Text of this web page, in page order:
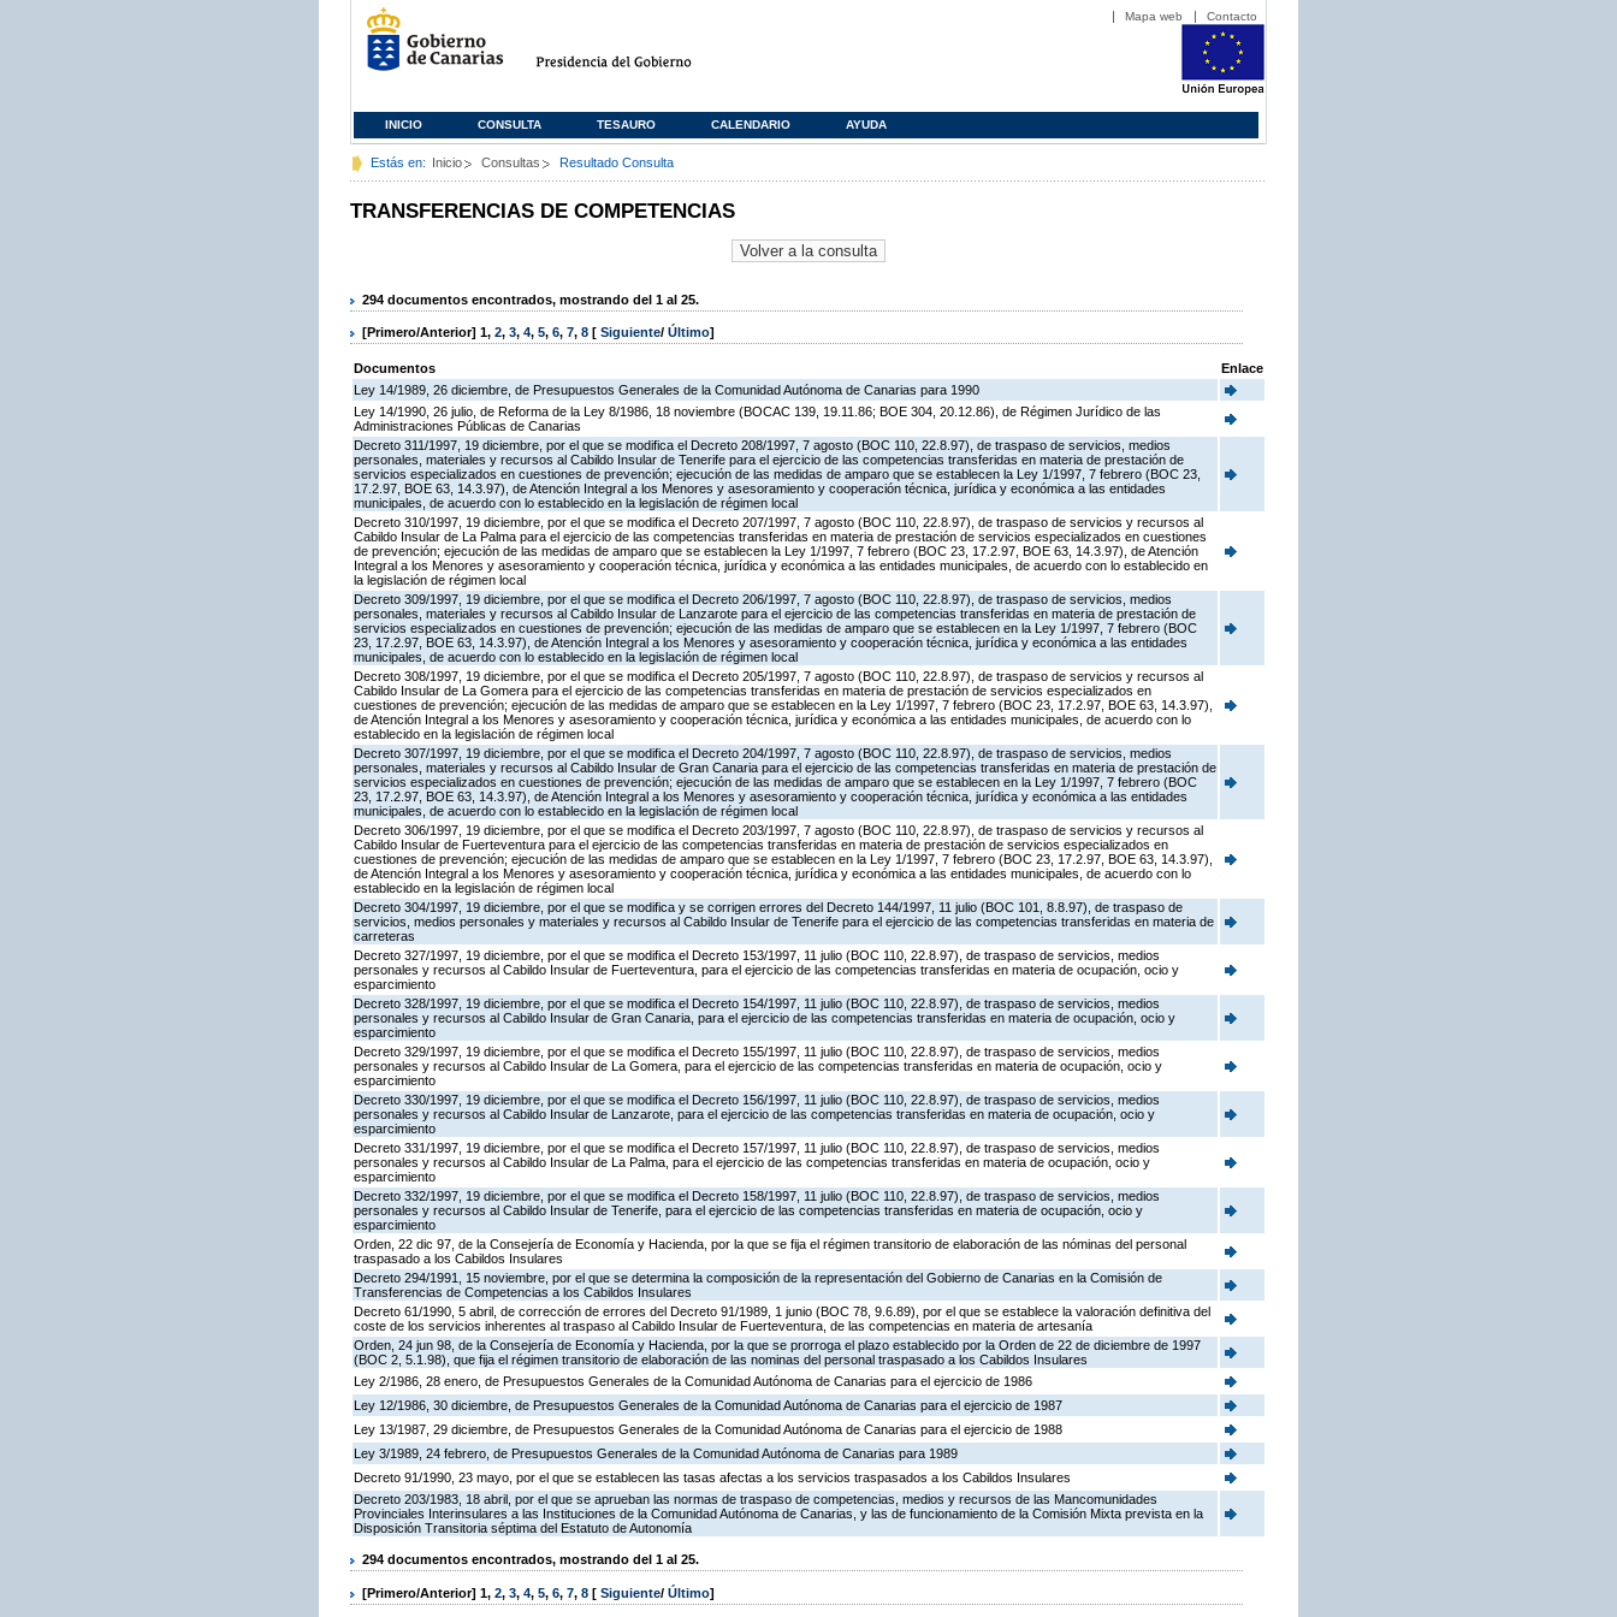
Mapa web Contacto
INICIO CONSULTA TESAURO CALENDARIO AYUDA
Estás en: Inicio Consultas Resultado Consulta
TRANSFERENCIAS DE COMPETENCIAS
294 documentos encontrados, mostrando del 1 al 25.
[Primero/Anterior] 1, 2, 3, 4, 5, 6, 7, 8 [ Siguiente/ Último]
Documentos
Enlace
Ley 14/1989, 26 diciembre, de Presupuestos Generales de la Comunidad Autónoma de Canarias para 1990
Ley 14/1990, 26 julio, de Reforma de la Ley 8/1986, 18 noviembre (BOCAC 139, 19.11.86; BOE 304, 20.12.86), de Régimen Jurídico de las
Administraciones Públicas de Canarias
Decreto 311/1997, 19 diciembre, por el que se modifica el Decreto 208/1997, 7 agosto (BOC 110, 22.8.97), de traspaso de servicios, medios
personales, materiales y recursos al Cabildo Insular de Tenerife para el ejercicio de las competencias transferidas en materia de prestación de
servicios especializados en cuestiones de prevención; ejecución de las medidas de amparo que se establecen la Ley 1/1997, 7 febrero (BOC 23,
17.2.97, BOE 63, 14.3.97), de Atención Integral a los Menores y asesoramiento y cooperación técnica, jurídica y económica a las entidades
municipales, de acuerdo con lo establecido en la legislación de régimen local
Decreto 310/1997, 19 diciembre, por el que se modifica el Decreto 207/1997, 7 agosto (BOC 110, 22.8.97), de traspaso de servicios y recursos al
Cabildo Insular de La Palma para el ejercicio de las competencias transferidas en materia de prestación de servicios especializados en cuestiones
de prevención; ejecución de las medidas de amparo que se establecen la Ley 1/1997, 7 febrero (BOC 23, 17.2.97, BOE 63, 14.3.97), de Atención
Integral a los Menores y asesoramiento y cooperación técnica, jurídica y económica a las entidades municipales, de acuerdo con lo establecido en
la legislación de régimen local
Decreto 309/1997, 19 diciembre, por el que se modifica el Decreto 206/1997, 7 agosto (BOC 110, 22.8.97), de traspaso de servicios, medios
personales, materiales y recursos al Cabildo Insular de Lanzarote para el ejercicio de las competencias transferidas en materia de prestación de
servicios especializados en cuestiones de prevención; ejecución de las medidas de amparo que se establecen en la Ley 1/1997, 7 febrero (BOC
23, 17.2.97, BOE 63, 14.3.97), de Atención Integral a los Menores y asesoramiento y cooperación técnica, jurídica y económica a las entidades
municipales, de acuerdo con lo establecido en la legislación de régimen local
Decreto 308/1997, 19 diciembre, por el que se modifica el Decreto 205/1997, 7 agosto (BOC 110, 22.8.97), de traspaso de servicios y recursos al
Cabildo Insular de La Gomera para el ejercicio de las competencias transferidas en materia de prestación de servicios especializados en
cuestiones de prevención; ejecución de las medidas de amparo que se establecen en la Ley 1/1997, 7 febrero (BOC 23, 17.2.97, BOE 63, 14.3.97),
de Atención Integral a los Menores y asesoramiento y cooperación técnica, jurídica y económica a las entidades municipales, de acuerdo con lo
establecido en la legislación de régimen local
Decreto 307/1997, 19 diciembre, por el que se modifica el Decreto 204/1997, 7 agosto (BOC 110, 22.8.97), de traspaso de servicios, medios
personales, materiales y recursos al Cabildo Insular de Gran Canaria para el ejercicio de las competencias transferidas en materia de prestación de
servicios especializados en cuestiones de prevención; ejecución de las medidas de amparo que se establecen en la Ley 1/1997, 7 febrero (BOC
23, 17.2.97, BOE 63, 14.3.97), de Atención Integral a los Menores y asesoramiento y cooperación técnica, jurídica y económica a las entidades
municipales, de acuerdo con lo establecido en la legislación de régimen local
Decreto 306/1997, 19 diciembre, por el que se modifica el Decreto 203/1997, 7 agosto (BOC 110, 22.8.97), de traspaso de servicios y recursos al
Cabildo Insular de Fuerteventura para el ejercicio de las competencias transferidas en materia de prestación de servicios especializados en
cuestiones de prevención; ejecución de las medidas de amparo que se establecen en la Ley 1/1997, 7 febrero (BOC 23, 17.2.97, BOE 63, 14.3.97),
de Atención Integral a los Menores y asesoramiento y cooperación técnica, jurídica y económica a las entidades municipales, de acuerdo con lo
establecido en la legislación de régimen local
Decreto 304/1997, 19 diciembre, por el que se modifica y se corrigen errores del Decreto 144/1997, 11 julio (BOC 101, 8.8.97), de traspaso de
servicios, medios personales y materiales y recursos al Cabildo Insular de Tenerife para el ejercicio de las competencias transferidas en materia de
carreteras
Decreto 327/1997, 19 diciembre, por el que se modifica el Decreto 153/1997, 11 julio (BOC 110, 22.8.97), de traspaso de servicios, medios
personales y recursos al Cabildo Insular de Fuerteventura, para el ejercicio de las competencias transferidas en materia de ocupación, ocio y
esparcimiento
Decreto 328/1997, 19 diciembre, por el que se modifica el Decreto 154/1997, 11 julio (BOC 110, 22.8.97), de traspaso de servicios, medios
personales y recursos al Cabildo Insular de Gran Canaria, para el ejercicio de las competencias transferidas en materia de ocupación, ocio y
esparcimiento
Decreto 329/1997, 19 diciembre, por el que se modifica el Decreto 155/1997, 11 julio (BOC 110, 22.8.97), de traspaso de servicios, medios
personales y recursos al Cabildo Insular de La Gomera, para el ejercicio de las competencias transferidas en materia de ocupación, ocio y
esparcimiento
Decreto 330/1997, 19 diciembre, por el que se modifica el Decreto 156/1997, 11 julio (BOC 110, 22.8.97), de traspaso de servicios, medios
personales y recursos al Cabildo Insular de Lanzarote, para el ejercicio de las competencias transferidas en materia de ocupación, ocio y
esparcimiento
Decreto 331/1997, 19 diciembre, por el que se modifica el Decreto 157/1997, 11 julio (BOC 110, 22.8.97), de traspaso de servicios, medios
personales y recursos al Cabildo Insular de La Palma, para el ejercicio de las competencias transferidas en materia de ocupación, ocio y
esparcimiento
Decreto 332/1997, 19 diciembre, por el que se modifica el Decreto 158/1997, 11 julio (BOC 110, 22.8.97), de traspaso de servicios, medios
personales y recursos al Cabildo Insular de Tenerife, para el ejercicio de las competencias transferidas en materia de ocupación, ocio y
esparcimiento
Orden, 22 dic 97, de la Consejería de Economía y Hacienda, por la que se fija el régimen transitorio de elaboración de las nóminas del personal
traspasado a los Cabildos Insulares
Decreto 294/1991, 15 noviembre, por el que se determina la composición de la representación del Gobierno de Canarias en la Comisión de
Transferencias de Competencias a los Cabildos Insulares
Decreto 61/1990, 5 abril, de corrección de errores del Decreto 91/1989, 1 junio (BOC 78, 9.6.89), por el que se establece la valoración definitiva del
coste de los servicios inherentes al traspaso al Cabildo Insular de Fuerteventura, de las competencias en materia de artesanía
Orden, 24 jun 98, de la Consejería de Economía y Hacienda, por la que se prorroga el plazo establecido por la Orden de 22 de diciembre de 1997
(BOC 2, 5.1.98), que fija el régimen transitorio de elaboración de las nominas del personal traspasado a los Cabildos Insulares
Ley 2/1986, 28 enero, de Presupuestos Generales de la Comunidad Autónoma de Canarias para el ejercicio de 1986
Ley 12/1986, 30 diciembre, de Presupuestos Generales de la Comunidad Autónoma de Canarias para el ejercicio de 1987
Ley 13/1987, 29 diciembre, de Presupuestos Generales de la Comunidad Autónoma de Canarias para el ejercicio de 1988
Ley 3/1989, 24 febrero, de Presupuestos Generales de la Comunidad Autónoma de Canarias para 1989
Decreto 91/1990, 23 mayo, por el que se establecen las tasas afectas a los servicios traspasados a los Cabildos Insulares
Decreto 203/1983, 18 abril, por el que se aprueban las normas de traspaso de competencias, medios y recursos de las Mancomunidades
Provinciales Interinsulares a las Instituciones de la Comunidad Autónoma de Canarias, y las de funcionamiento de la Comisión Mixta prevista en la
Disposición Transitoria séptima del Estatuto de Autonomía
294 documentos encontrados, mostrando del 1 al 25.
[Primero/Anterior] 1, 2, 3, 4, 5, 6, 7, 8 [ Siguiente/ Último]